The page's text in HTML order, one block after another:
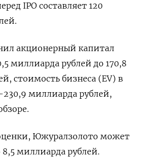
IPO составляет 120
акционерный капитал
миллиарда рублей до 170,8
стоимость бизнеса (EV) в
миллиарда рублей,
Южуралзолото может
8,5 миллиарда рублей.